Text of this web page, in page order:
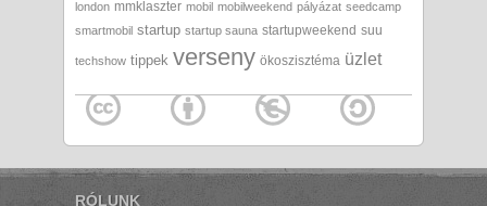
london mmklaszter mobil mobilweekend pályázat seedcamp
smartmobil startup startup sauna startupweekend suu
techshow tippek verseny ökoszisztéma üzlet
RÓLUNK